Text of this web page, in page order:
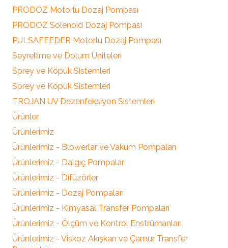
PRODOZ Motorlu Dozaj Pompası
PRODOZ Solenoid Dozaj Pompası
PULSAFEEDER Motorlu Dozaj Pompası
Seyreltme ve Dolum Üniteleri
Sprey ve Köpük Sistemleri
Sprey ve Köpük Sistemleri
TROJAN UV Dezenfeksiyon Sistemleri
Ürünler
Ürünlerimiz
Ürünlerimiz - Blowerlar ve Vakum Pompaları
Ürünlerimiz - Dalgıç Pompalar
Ürünlerimiz - Difüzörler
Ürünlerimiz - Dozaj Pompaları
Ürünlerimiz - Kimyasal Transfer Pompaları
Ürünlerimiz - Ölçüm ve Kontrol Enstrümanları
Ürünlerimiz - Viskoz Akışkan ve Çamur Transfer